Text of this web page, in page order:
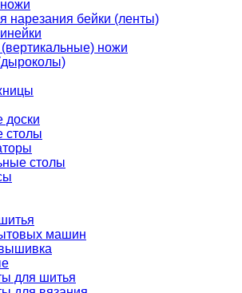
нарезания бейки (ленты)
ножи
доски
столы
столы
машин
для шитья